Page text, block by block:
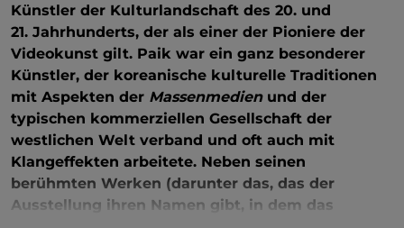
Künstler der Kulturlandschaft des 20. und
21. Jahrhunderts, der als einer der Pioniere der
Videokunst gilt. Paik war ein ganz besonderer
Künstler, der koreanische kulturelle Traditionen
mit Aspekten der Massenmedienund der
typischen kommerziellen Gesellschaft der
westlichen Welt verband und oft auch mit
Klangeffekten arbeitete. Neben seinen
berühmten Werken (darunter das, das der
Ausstellung ihren Namen gibt, in dem das